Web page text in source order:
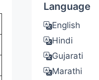
Language
English
Hindi
Gujarati
Marathi